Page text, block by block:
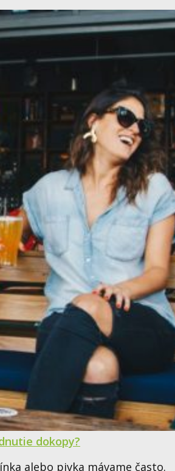
dokopy?
alebo pivka mávame často.